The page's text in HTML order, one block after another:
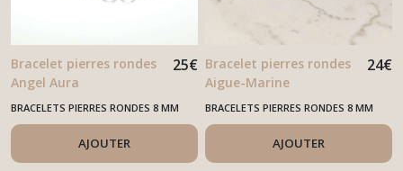
Bracelet pierres rondes
Angel Aura
25€
BRACELETS PIERRES RONDES 8 MM
AJOUTER
Bracelet pierres rondes
Aigue-Marine
24€
BRACELETS PIERRES RONDES 8 MM
AJOUTER